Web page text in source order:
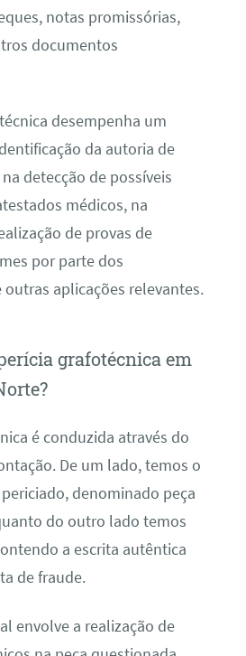
notas promissórias,
documentos
desempenha um
da autoria de
detecção de possíveis
médicos, na
de provas de
por parte dos
aplicações relevantes.
grafotécnica em
é conduzida através do
De um lado, temos o
denominado peça
do outro lado temos
a escrita autêntica
de fraude.
envolve a realização de